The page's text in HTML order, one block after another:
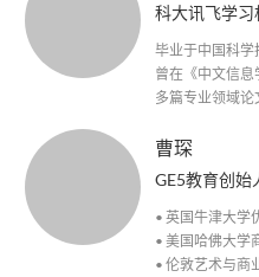
科大讯飞学
毕业于中国科学
曾在《中文信
多篇专业领域论
曹琛
GE5教育创始
• 英国牛津大学
• 美国哈佛大学
• 伦敦艺术与商